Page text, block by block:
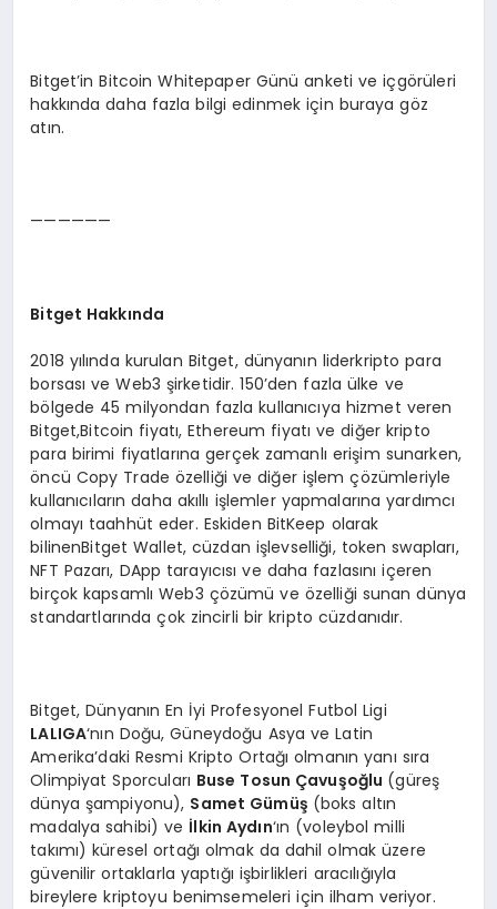
Bitget’in Bitcoin Whitepaper Günü anketi ve içgörüleri
hakkında daha fazla bilgi edinmek için buraya göz
atın.
——————
Bitget Hakkında
2018 yılında kurulan Bitget, dünyanın liderkripto para
borsası ve Web3 şirketidir. 150’den fazla ülke ve
bölgede 45 milyondan fazla kullanıcıya hizmet veren
Bitget,Bitcoin fiyatı, Ethereum fiyatı ve diğer kripto
para birimi fiyatlarına gerçek zamanlı erişim sunarken,
öncü Copy Trade özelliği ve diğer işlem çözümleriyle
kullanıcıların daha akıllı işlemler yapmalarına yardımcı
olmayı taahhüt eder. Eskiden BitKeep olarak
bilinenBitget Wallet, cüzdan işlevselliği, token swapları,
NFT Pazarı, DApp tarayıcısı ve daha fazlasını içeren
birçok kapsamlı Web3 çözümü ve özelliği sunan dünya
standartlarında çok zincirli bir kripto cüzdanıdır.
Bitget, Dünyanın En İyi Profesyonel Futbol Ligi
LALIGA‘nın Doğu, Güneydoğu Asya ve Latin
Amerika’daki Resmi Kripto Ortağı olmanın yanı sıra
Olimpiyat Sporcuları Buse Tosun Çavuşoğlu (güreş
dünya şampiyonu), Samet Gümüş (boks altın
madalya sahibi) ve İlkin Aydın‘ın (voleybol milli
takımı) küresel ortağı olmak da dahil olmak üzere
güvenilir ortaklarla yaptığı işbirlikleri aracılığıyla
bireylere kriptoyu benimsemeleri için ilham veriyor.